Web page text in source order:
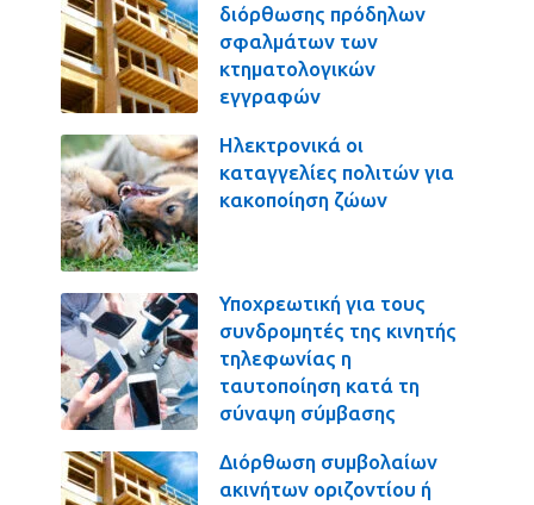
διόρθωσης πρόδηλων
σφαλμάτων των
κτηματολογικών
εγγραφών
Ηλεκτρονικά οι
καταγγελίες πολιτών για
κακοποίηση ζώων
Υποχρεωτική για τους
συνδρομητές της κινητής
τηλεφωνίας η
ταυτοποίηση κατά τη
σύναψη σύμβασης
Διόρθωση συμβολαίων
ακινήτων οριζοντίου ή